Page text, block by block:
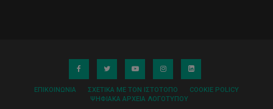
ΕΠΙΚΟΙΝΩΝΊΑ ΣΧΕΤΙΚΆ ΜΕ ΤΟΝ ΙΣΤΌΤΟΠΟ
COOKIE POLICY
ΨΗΦΙΑΚΆ ΑΡΧΕΊΑ ΛΟΓΌΤΥΠΟΥ